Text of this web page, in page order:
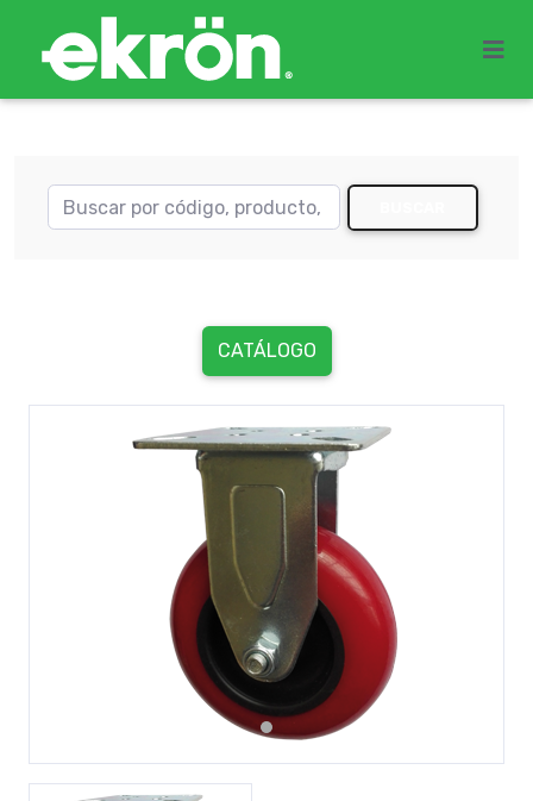
CATÁLOGO